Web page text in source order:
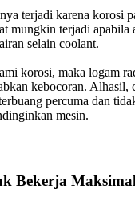
terjadi karena korosi
mungkin terjadi apabila
selain coolant.
korosi, maka logam
kebocoran. Alhasil,
percuma dan
mesin.
Bekerja Maksimal